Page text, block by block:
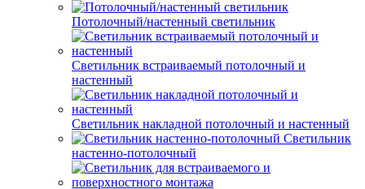
Потолочный/настенный светильник
Светильник встраиваемый потолочный и
настенный
Светильник накладной потолочный и настенный
Светильник
настенно-потолочный